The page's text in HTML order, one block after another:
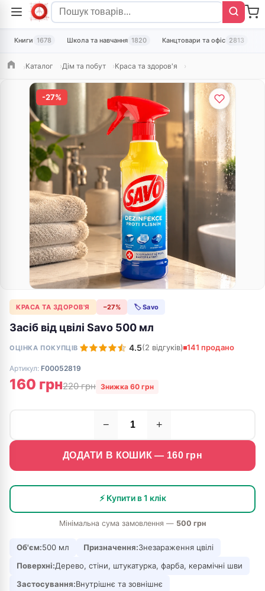
Книги 1678 Школа та навчання 1820 Канцтовари та офіс 2813
ГоловнаКаталог Дім та побут Краса та здоров'я
-27%
КРАСА ТА ЗДОРОВ'Я −27% 🏷 Savo
Засіб від цвілі Savo 500 мл
ОЦІНКА ПОКУПЦІВ 4.5(2 відгуків) 141 продано
Артикул: F00052819
160 грн220 грн Знижка 60 грн
− +
ДОДАТИ В КОШИК — 160грн
⚡ Купити в 1 клік
Мінімальна сума замовлення — 500 грн
Об'єм:500 мл Призначення:Знезараження цвілі
Поверхні:Дерево, стіни, штукатурка, фарба, керамічні шви
Застосування:Внутрішнє та зовнішнє